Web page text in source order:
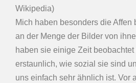
Wikipedia)
Mich haben besonders die Affen
an der Menge der Bilder von
haben sie einige Zeit
erstaunlich, wie sozial sie sind
uns einfach sehr ähnlich ist. Vor